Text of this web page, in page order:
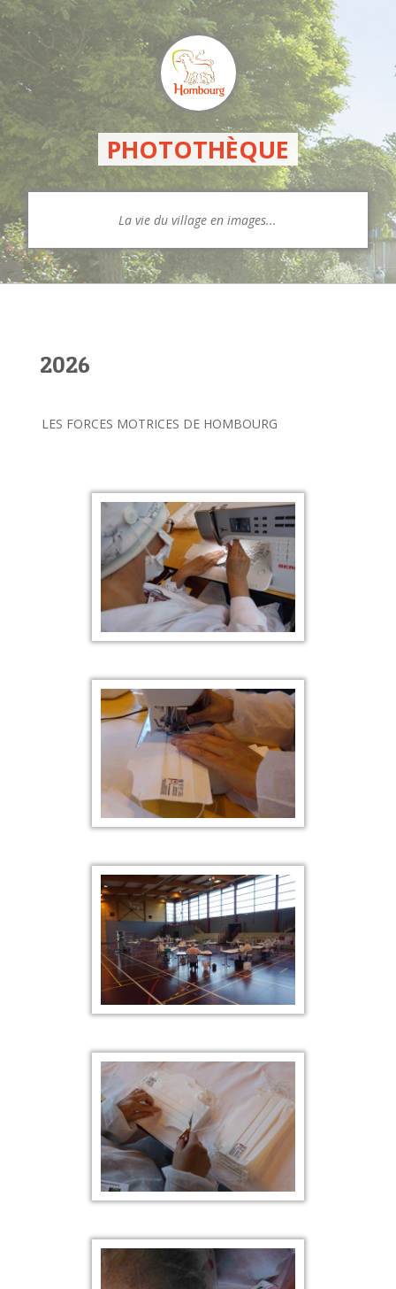
PHOTOTHÈQUE
La vie du village en images...
2026
LES FORCES MOTRICES DE HOMBOURG